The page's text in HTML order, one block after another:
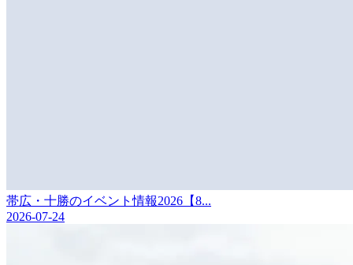
帯広・十勝のイベント情報2026【8...
2026-07-24